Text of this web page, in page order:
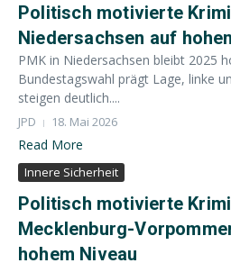
Politisch motivierte
Niedersachsen auf
PMK in Niedersachsen bleibt 2025
Bundestagswahl prägt Lage, linke
steigen deutlich....
JPD 18. Mai 2026
Read More
Innere Sicherheit
Politisch motivierte
Mecklenburg-
hohem Niveau